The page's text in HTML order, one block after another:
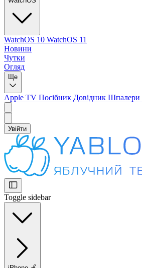
WatchOS 10 WatchOS 11
Новини
Чутки
Огляд
Ще
Apple TV Посібник Довідник Шпалери
Увійти
Toggle sidebar